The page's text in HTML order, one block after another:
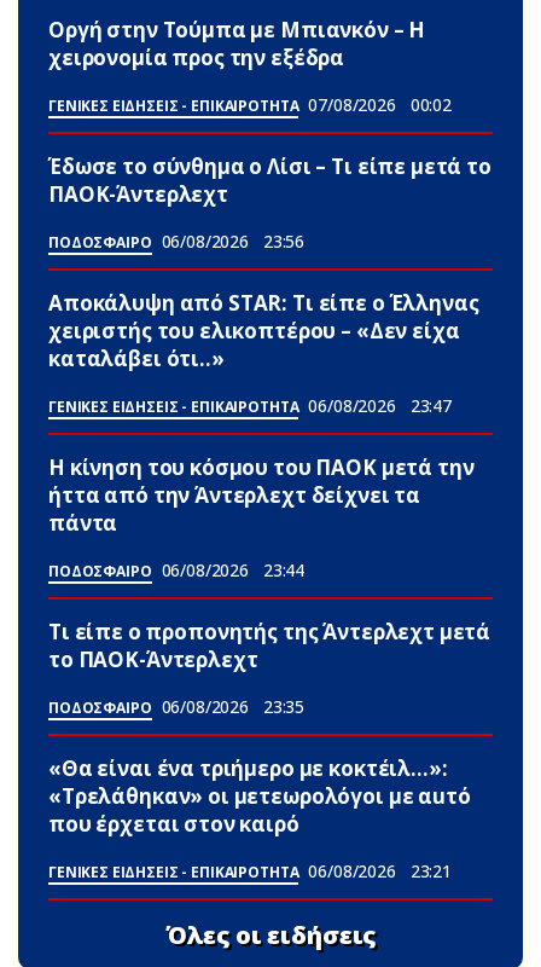
Οργή στην Τούμπα με Μπιανκόν – Η
χειρονομία προς την εξέδρα
ΓΕΝΙΚΕΣ ΕΙΔΗΣΕΙΣ - ΕΠΙΚΑΙΡΟΤΗΤΑ 07/08/2026 00:02
Έδωσε το σύνθημα ο Λίσι – Τι είπε μετά το
ΠΑΟΚ-Άντερλεχτ
ΠΟΔΟΣΦΑΙΡΟ 06/08/2026 23:56
Αποκάλυψη από STAR: Τι είπε ο Έλληνας
χειριστής του ελικοπτέρου – «Δεν είχα
καταλάβει ότι..»
ΓΕΝΙΚΕΣ ΕΙΔΗΣΕΙΣ - ΕΠΙΚΑΙΡΟΤΗΤΑ 06/08/2026 23:47
Η κίνηση του κόσμου του ΠΑΟΚ μετά την
ήττα από την Άντερλεχτ δείχνει τα
πάντα
ΠΟΔΟΣΦΑΙΡΟ 06/08/2026 23:44
Τι είπε ο προπονητής της Άντερλεχτ μετά
το ΠΑΟΚ-Άντερλεχτ
ΠΟΔΟΣΦΑΙΡΟ 06/08/2026 23:35
«Θα είναι ένα τριήμερο με κοκτέιλ…»:
«Τρελάθηκαν» οι μετεωρολόγοι με αuτό
που έρχεται στον καιρό
ΓΕΝΙΚΕΣ ΕΙΔΗΣΕΙΣ - ΕΠΙΚΑΙΡΟΤΗΤΑ 06/08/2026 23:21
Όλες οι ειδήσεις